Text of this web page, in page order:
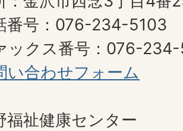
番号：076-234-5103
ックス番号：076-
い合わせフォーム
福祉健康センター